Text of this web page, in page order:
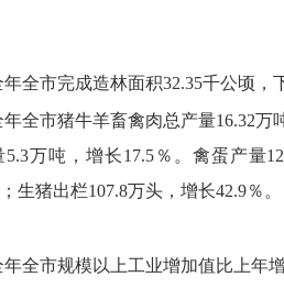
年全市完成造林面积32.35千公顷，
年全市猪牛羊畜禽肉总产量16.32万
5.3万吨，增长17.5％。 禽蛋产量
生猪出栏107.8万头， 增长42.9％。
年全市规模以上工业增加值比上年